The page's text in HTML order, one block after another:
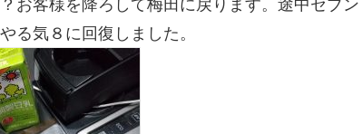
お客様を降ろして梅田に戻ります。途中セブン
る気８に回復しました。